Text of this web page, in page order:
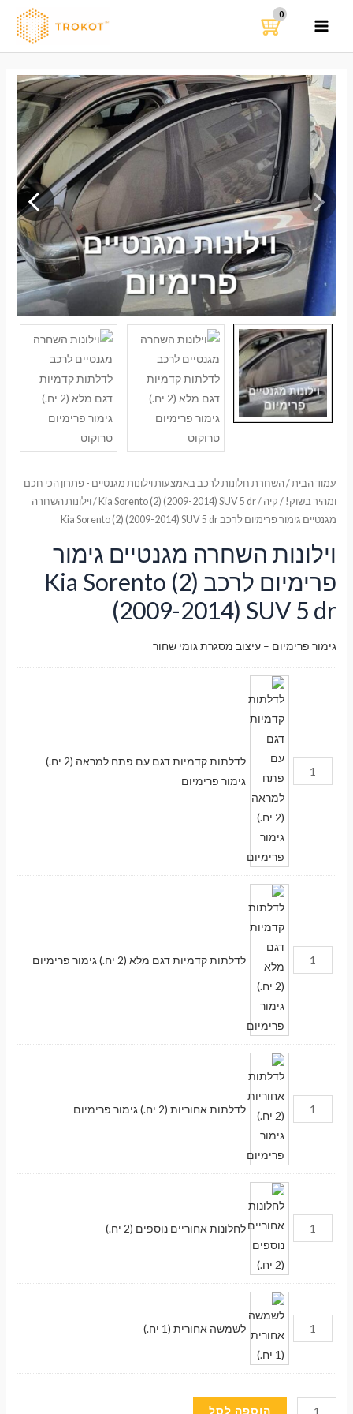
MAIN
עמוד הבית/השחרת חלונות לרכב באמצעות וילונות מגנטיים - פתרון הכי חכם
ומהיר בשוק! / קיה /
Kia Sorento (2) (2009-2014) SUV 5 dr / וילונות השחרה
מגנטיים גימור פרימיום לרכב Kia Sorento (2) (2009-2014) SUV 5 dr
וילונות השחרה מגנטיים גימור
פרימיום לרכב Kia Sorento (2)
(2009-2014) SUV 5 dr
גימור פרימיום – עיצוב מסגרת גומי שחור
לדלתות קדמיות דגם עם פתח למראה (2 יח.)
גימור פרימיום
לדלתות קדמיות דגם מלא (2 יח.) גימור פרימיום
לדלתות אחוריות (2 יח.) גימור פרימיום
לחלונות אחוריים נוספים (2 יח.)
לשמשה אחורית (1 יח.)
כמות הוספה לסלמעבר לסל הקניות